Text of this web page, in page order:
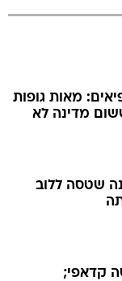
מאות גופות
מדינה לא
שטסה ללוב
קדאפי;